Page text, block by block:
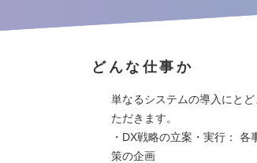
どんな仕事か
単なるシステムの導入にと
ただきます。
・DX戦略の立案・実行：
策の企画